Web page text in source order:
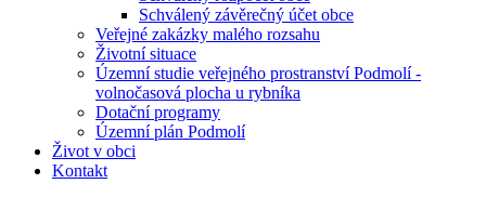
Schválený závěrečný účet obce
Veřejné zakázky malého rozsahu
Životní situace
Územní studie veřejného prostranství Podmolí -
volnočasová plocha u rybníka
Dotační programy
Územní plán Podmolí
Život v obci
Kontakt